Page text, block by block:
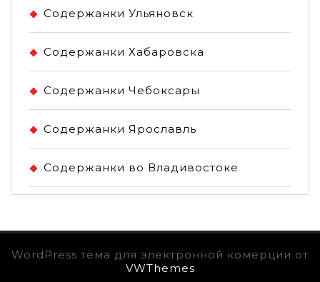
Содержанки Ульяновск
Содержанки Хабаровска
Содержанки Чебоксары
Содержанки Ярославль
Содержанки во Владивостоке
WordPress тема для электронной комерции от
VWThemes